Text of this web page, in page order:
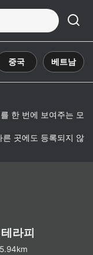
중국 베트남
한 번에 보여주는 모
곳에도 등록되지 않
라피